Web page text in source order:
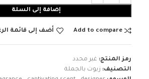
إضافة إلى السلة
Add to compare أضف إلى قائمة
رمز المنتج: غير محدد
التصنيف: زيوت بالجملة